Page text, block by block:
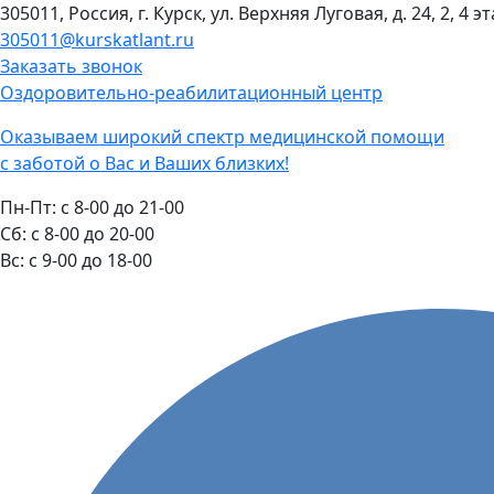
305011, Россия, г. Курск, ул. Верхняя Луговая, д. 24, 2, 4
305011@kurskatlant.ru
Заказать звонок
Оздоровительно-реабилитационный центр
Оказываем широкий спектр медицинской помощи
с заботой о Вас и Ваших близких!
Пн-Пт: с 8-00 до 21-00
Cб: с 8-00 до 20-00
Вс: с 9-00 до 18-00